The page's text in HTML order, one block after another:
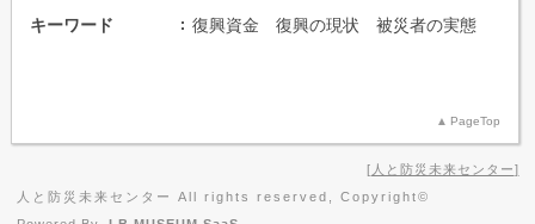
キーワード 復興資金 復興の現状 被災者の実態
PageTop
人と防災未来センター
人と防災未来センター All rights reserved, Copyright©